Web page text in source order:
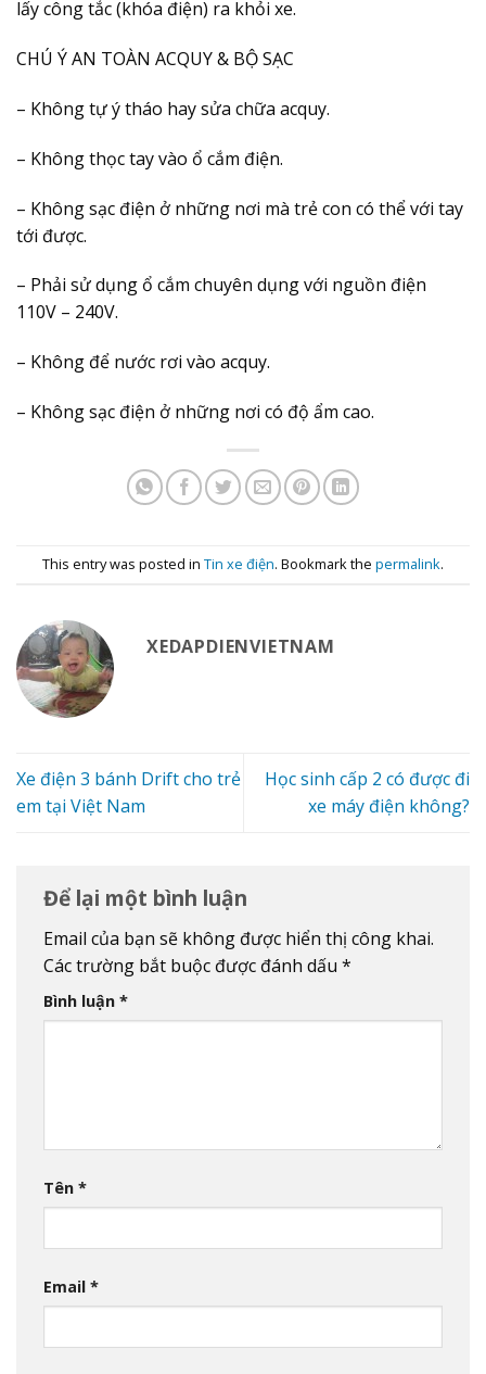
lấy công tắc (khóa điện) ra khỏi xe.
CHÚ Ý AN TOÀN ACQUY & BỘ SẠC
– Không tự ý tháo hay sửa chữa acquy.
– Không thọc tay vào ổ cắm điện.
– Không sạc điện ở những nơi mà trẻ con có thể với tay
tới được.
– Phải sử dụng ổ cắm chuyên dụng với nguồn điện
110V – 240V.
– Không để nước rơi vào acquy.
– Không sạc điện ở những nơi có độ ẩm cao.
This entry was posted in Tin xe điện. Bookmark the permalink.
XEDAPDIENVIETNAM
Xe điện 3 bánh Drift cho trẻ
em tại Việt Nam
Học sinh cấp 2 có được đi
xe máy điện không?
Để lại một bình luận
Email của bạn sẽ không được hiển thị công khai.
Các trường bắt buộc được đánh dấu *
Bình luận *
Tên *
Email *